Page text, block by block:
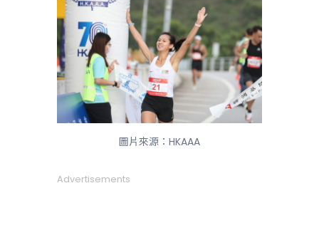
圖片來源：HKAAA
Advertisements